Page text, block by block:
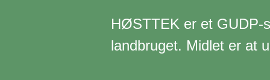
HØSTTEK er et GUDP-
landbruget. Midlet er at